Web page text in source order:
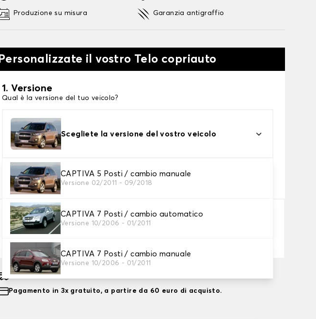
Produzione su misura Garanzia antigraffio
Personalizzate il vostro Telo copriauto
1. Versione
Qual è la versione del tuo veicolo?
Scegliete la versione del vostro veicolo
CAPTIVA 5 Posti / cambio manuale
Versione 02/2011 - 09/2018
CAPTIVA 7 Posti / cambio automatico
Versione 10/2006 - 01/2011
CAPTIVA 7 Posti / cambio manuale
Versione 10/2006 - 01/2011
2. Livello di protezione
Scegli il telo protettivo adatto alle tue esigenze
66,08 €
Consegna gratuita stimata su 17/08/2026
Pagamento in 3x gratuito, a partire da 60 euro di acquisto.